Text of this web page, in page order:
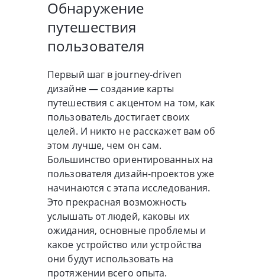
Обнаружение
путешествия
пользователя
Первый шаг в journey-driven
дизайне — создание карты
путешествия с акцентом на том, как
пользователь достигает своих
целей. И никто не расскажет вам об
этом лучше, чем он сам.
Большинство ориентированных на
пользователя дизайн-проектов уже
начинаются с этапа исследования.
Это прекрасная возможность
услышать от людей, каковы их
ожидания, основные проблемы и
какое устройство или устройства
они будут использовать на
протяжении всего опыта.